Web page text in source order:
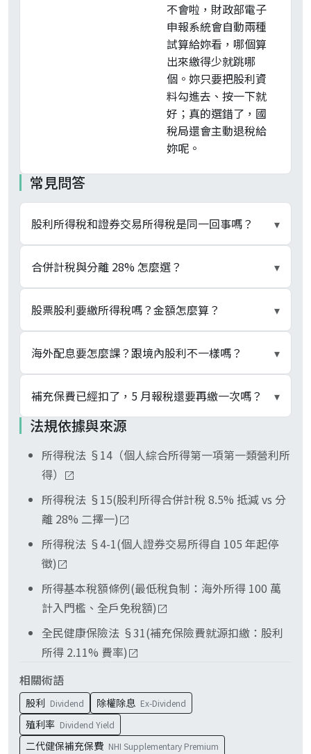
不會啦，財政部電子
申報系統會自動兩種
試算給妳看，哪個算
出來繳得少就跳哪
個。妳只要把股利資
料勾進去、按一下就
好；真的選錯了，國
稅局還會主動退稅給
妳呢。
常見問答
股利所得稅和證券交易所得稅是同一回事嗎？ ▾
不是。個人證券交易所得自 105 年起停徵，指賣股
票價差免稅；股利所得列為營利所得、報稅時二擇
一課稅。兩者一個課的是資本利得、一個課的是分
談。
合併計稅與分離 28% 怎麼選？ ▾
看綜所稅級距與股利總額。級距落在 5%、12%、
20% 的中低所得者，合併計稅可享股利 8.5% 抵
減、上限 8 萬元，通常較省；級距 30%、40% 的
統與報稅軟體會自動雙軌試算、擇優申報，散戶毋
須自己預先決定。
股票股利要繳所得稅嗎？金額怎麼算？ ▾
要。股票股利稅務上仍屬股利所得，金額按面額每
股 10 元計入，不看市價。獲配 3,000 股 = 稅務金
額 30,000 元，併入年度股利合計二擇一課稅；同
2.11% 補充保費。
海外配息要怎麼課？跟境內股利不一樣嗎？ ▾
海外股利屬境外所得，課稅路徑與境內股利完全不
同：併入最低稅負制，每一申報戶海外所得未達
100 萬元免計入；達 100 萬元起全額計入基本所得
額，扣除全戶免稅額（114 年度為 750 萬元）後按
20% 計算基本稅額。不適用境內股利的二擇一，亦
不在補充保費範圍。
補充保費已經扣了，5 月報稅還要再繳一次嗎？ ▾
不是再繳一次，是兩條獨立稅費。補充保費 2.11%
由發放單位於發放當下就源扣繳，是健保署收的；
股利所得稅二擇一課徵，是國稅局在 5 月綜所稅結
算時收的。兩者各自有起扣門檻、稅率與計算基
礎，並行課徵、不互相抵充。
法規依據與來源
所得稅法 §14（個人綜合所得第一項第一類營利所
得）
所得稅法 §15(股利所得合併計稅 8.5% 抵減 vs 分
離 28% 二擇一)
所得稅法 §4-1(個人證券交易所得自 105 年起停
徵)
所得基本稅額條例(最低稅負制：海外所得 100 萬
計入門檻、全戶免稅額)
全民健康保險法 §31(補充保險費就源扣繳：股利
所得 2.11% 費率)
相關術語
股利 Dividend 除權除息 Ex-Dividend
殖利率 Dividend Yield
二代健保補充保費 NHI Supplementary Premium